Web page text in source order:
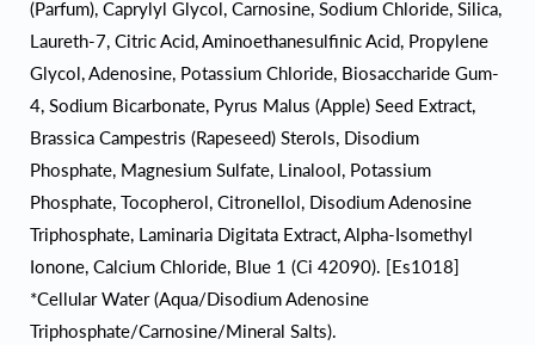
(Parfum), Caprylyl Glycol, Carnosine, Sodium Chloride, Silica,
Laureth-7, Citric Acid, Aminoethanesulfinic Acid, Propylene
Glycol, Adenosine, Potassium Chloride, Biosaccharide Gum-
4, Sodium Bicarbonate, Pyrus Malus (Apple) Seed Extract,
Brassica Campestris (Rapeseed) Sterols, Disodium
Phosphate, Magnesium Sulfate, Linalool, Potassium
Phosphate, Tocopherol, Citronellol, Disodium Adenosine
Triphosphate, Laminaria Digitata Extract, Alpha-Isomethyl
Ionone, Calcium Chloride, Blue 1 (Ci 42090). [Es1018]
*Cellular Water (Aqua/Disodium Adenosine
Triphosphate/Carnosine/Mineral Salts).